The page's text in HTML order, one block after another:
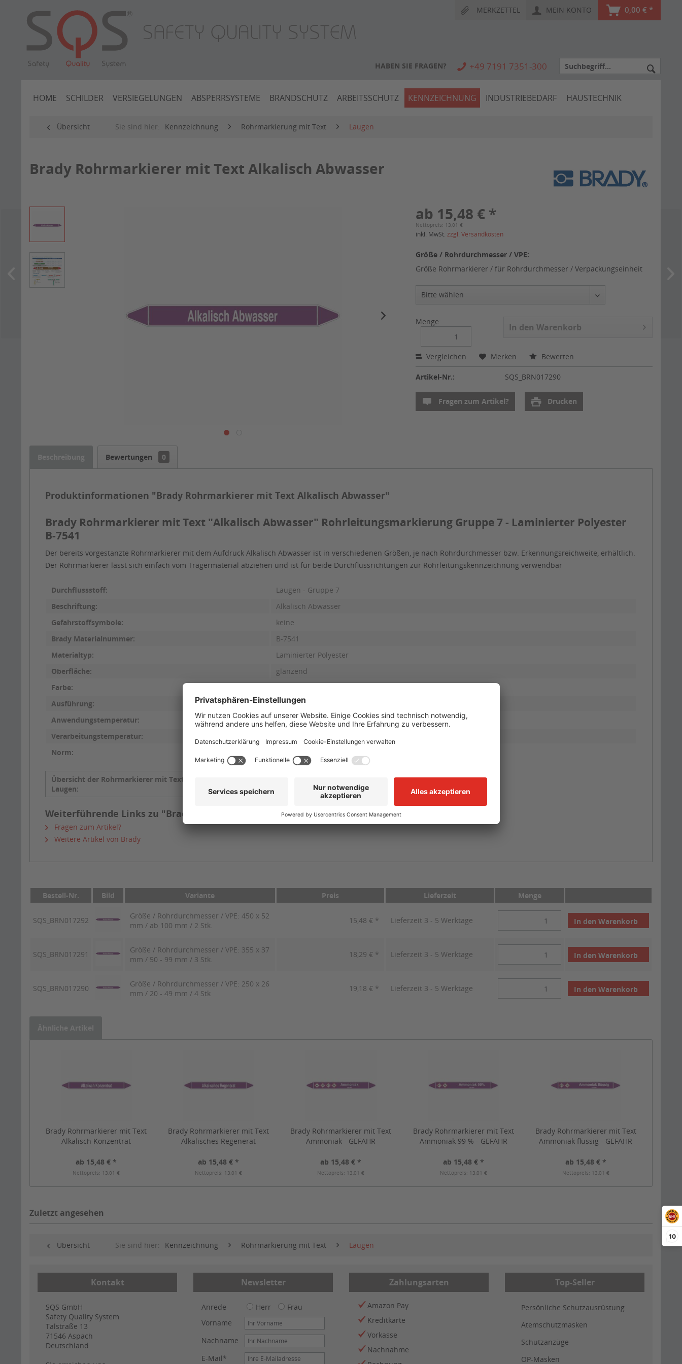
10
MERKZETTEL MEIN KONTO 0,00 € *
HABEN SIE FRAGEN? +49 7191 7351-300
HOME SCHILDER VERSIEGELUNGEN ABSPERRSYSTEME BRANDSCHUTZ ARBEITSSCHUTZ KENNZEICHNUNG INDUSTRIEBEDARF HAUSTECHNIK
Übersicht Sie sind hier: Kennzeichnung Rohrmarkierung mit Text Laugen
Brady Rohrmarkierer mit Text Alkalisch Abwasser
ab 15,48 € *
Nettopreis: 13,01 €
inkl. MwSt.zzgl. Versandkosten
Größe / Rohrdurchmesser / VPE:
Größe Rohrmarkierer / für Rohrdurchmesser / Verpackungseinheit
Menge:
In den Warenkorb
Vergleichen Merken Bewerten
Artikel-Nr.: SQS_BRN017290
Fragen zum Artikel? Drucken
Beschreibung Bewertungen 0
Produktinformationen "Brady Rohrmarkierer mit Text Alkalisch Abwasser"
Brady Rohrmarkierer mit Text "Alkalisch Abwasser" Rohrleitungsmarkierung Gruppe 7 - Laminierter Polyester
B-7541
Der bereits vorgestanzte Rohrmarkierer mit dem Aufdruck Alkalisch Abwasser ist in verschiedenen Größen, je nach Rohrdurchmesser bzw. Erkennungsreichweite, erhältlich.
Der Rohrmarkierer lässt sich einfach vom Trägermaterial abziehen und ist für beide Durchflussrichtungen zur Rohrleitungskennzeichnung verwendbar
Durchflussstoff:
Laugen - Gruppe 7
Beschriftung:
Alkalisch Abwasser
Gefahrstoffsymbole:
keine
Brady Materialnummer:
B-7541
Materialtyp:
Laminierter Polyester
Oberfläche:
glänzend
Farbe:
Ausführung:
selbstklebend, vorgestanzt auf Trägermaterial
Anwendungstemperatur:
-40 °C bis +110 °C
Verarbeitungstemperatur:
Norm:
Übersicht der Rohrmarkierer mit Text
Laugen:
Weiterführende Links zu "Brady Rohrmarkierer mit Text Alkalisch Abwasser"
Fragen zum Artikel?
Weitere Artikel von Brady
Bestell-Nr. Bild Variante Preis Lieferzeit Menge
SQS_BRN017292
Größe / Rohrdurchmesser / VPE: 450 x 52
mm / ab 100 mm / 2 Stk.
15,48 € * Lieferzeit 3 - 5 Werktage In den Warenkorb
SQS_BRN017291
Größe / Rohrdurchmesser / VPE: 355 x 37
mm / 50 - 99 mm / 3 Stk.
18,29 € * Lieferzeit 3 - 5 Werktage In den Warenkorb
SQS_BRN017290
Größe / Rohrdurchmesser / VPE: 250 x 26
mm / 20 - 49 mm / 4 Stk
19,18 € * Lieferzeit 3 - 5 Werktage In den Warenkorb
Ähnliche Artikel
Brady Rohrmarkierer mit Text
Alkalisch Konzentrat
ab 15,48 € *
Nettopreis: 13,01 €
Brady Rohrmarkierer mit Text
Alkalisches Regenerat
ab 15,48 € *
Nettopreis: 13,01 €
Brady Rohrmarkierer mit Text
Ammoniak - GEFAHR
ab 15,48 € *
Nettopreis: 13,01 €
Brady Rohrmarkierer mit Text
Ammoniak 99 % - GEFAHR
ab 15,48 € *
Nettopreis: 13,01 €
Brady Rohrmarkierer mit Text
Ammoniak flüssig - GEFAHR
ab 15,48 € *
Nettopreis: 13,01 €
Zuletzt angesehen
Übersicht Sie sind hier: Kennzeichnung Rohrmarkierung mit Text Laugen
Kontakt
SQS GmbH
Safety Quality System
Talstraße 13
71546 Aspach
Deutschland
Newsletter
Anrede Herr
Frau
Vorname
Nachname
E-Mail*
Zahlungsarten
Amazon Pay
Kreditkarte
Vorkasse
Nachnahme
Top-Seller
Persönliche Schutzausrüstung
Atemschutzmasken
Schutzanzüge
OP-Masken